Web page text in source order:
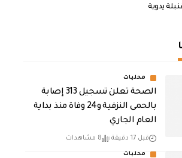
يدوية
محليات
الصحة تعلن تسجيل 313 إصابة
بالحمى النزفية و24 وفاة منذ بداية
العام الجاري
قبل 17 دقيقة 8 مشاهدات
محليات